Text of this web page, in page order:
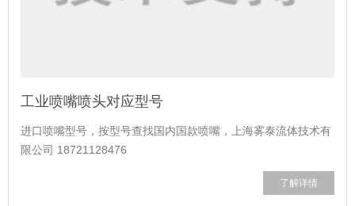
工业喷嘴喷头对应型号
进口喷嘴型号，按型号查找国内国款喷嘴，上海雾泰流体技术有
限公司 18721128476
了解详情